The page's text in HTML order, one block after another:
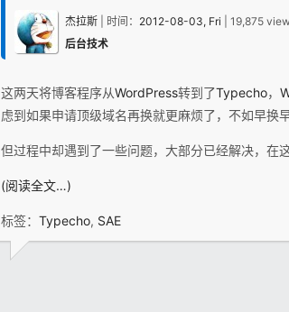
杰拉斯 | 时间： 2012-08-03, Fri | 19,875
后台技术
这两天将博客程序从WordPress转到了Typecho，
虑到如果申请顶级域名再换就更麻烦了，不如早换
但过程中却遇到了一些问题，大部分已经解决，在
(阅读全文…)
标签： Typecho, SAE